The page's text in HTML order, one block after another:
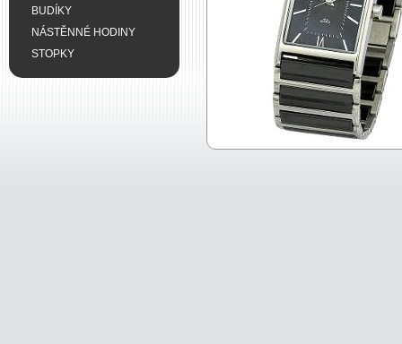
BUDÍKY
NÁSTĚNNÉ HODINY
STOPKY